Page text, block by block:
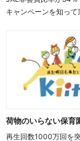
キャンペーンを知って
荷物のいらない保育
再生回数1000万回を